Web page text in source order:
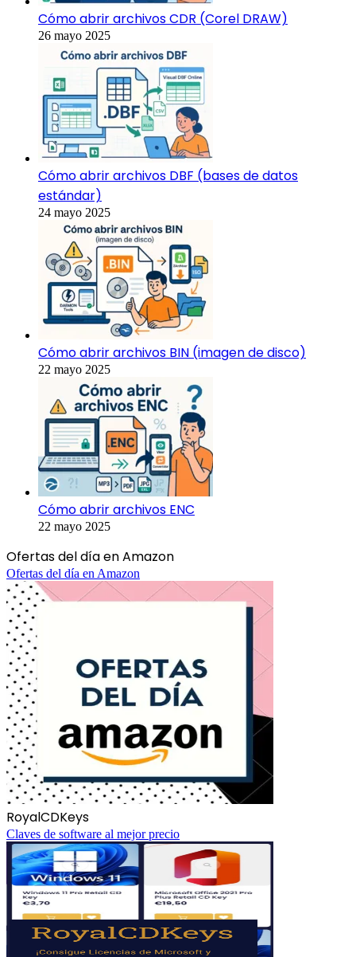
Cómo abrir archivos CDR (Corel DRAW)
26 mayo 2025
Cómo abrir archivos DBF (bases de datos
estándar)
24 mayo 2025
Cómo abrir archivos BIN (imagen de disco)
22 mayo 2025
Cómo abrir archivos ENC
22 mayo 2025
Ofertas del día en Amazon
Ofertas del día en Amazon
RoyalCDKeys
Claves de software al mejor precio